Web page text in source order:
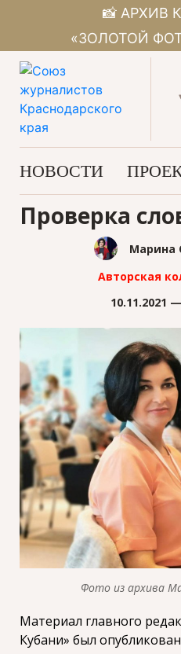
📸 АРХИВ
«ЗОЛОТОЙ
НОВОСТИ
Проверка
Марина
Авторская
10.11.2021
Фото из архива
Материал главного
Кубани» был